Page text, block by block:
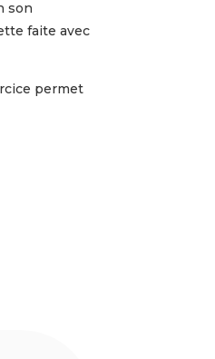
son
faite avec
permet